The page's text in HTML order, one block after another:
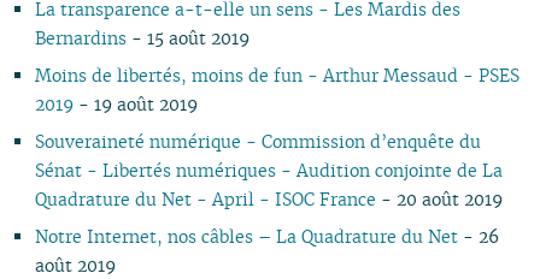
01 01 01 01 01 01
02
03
02
01
03
02
02 03
03
01
La transparence a-t-elle un sens - Les Mardis des
Bernardins- 15 août 2019
Moins de libertés, moins de fun - Arthur Messaud - PSES
2019- 19 août 2019
Souveraineté numérique - Commission d’enquête du
Sénat - Libertés numériques - Audition conjointe de La
Quadrature du Net - April - ISOC France - 20 août 2019
Notre Internet, nos câbles – La Quadrature du Net- 26
août 2019